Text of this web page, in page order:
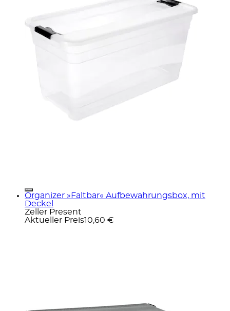
Organizer »Faltbar« Aufbewahrungsbox, mit
Deckel
Zeller Present
Aktueller Preis10,60 €